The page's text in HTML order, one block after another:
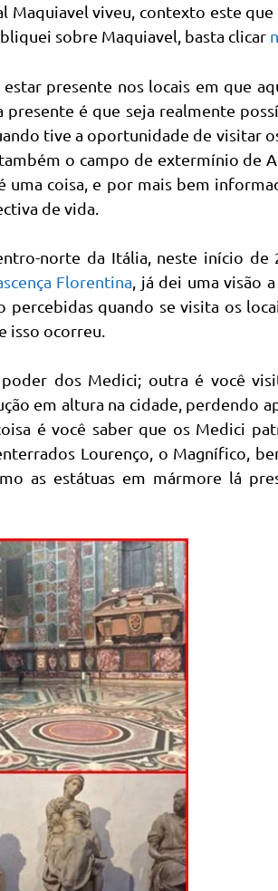
Maquiavel viveu, contexto este
sobre Maquiavel, basta clicar
presente nos locais em que
presente é que seja realmente
tive a oportunidade de visitar
o campo de extermínio de
coisa, e por mais bem
de vida.
norte da Itália, neste início de
Florentina , já dei uma visão
quando se visita os
isso ocorreu.
dos Medici; outra é você
em altura na cidade, perdendo
é você saber que os Medici
Lourenço, o Magnífico,
as estátuas em mármore lá